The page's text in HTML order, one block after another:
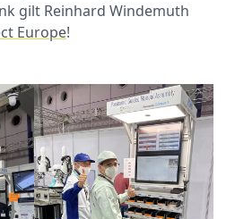
gilt Reinhard Windemuth
Europe!